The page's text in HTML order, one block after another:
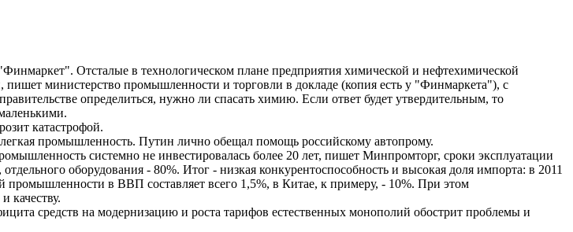
Отсталые в технологическом плане предприятия химической и нефтехимической
министерство промышленности и торговли в докладе (копия есть у "Финмаркета"), с
определиться, нужно ли спасать химию. Если ответ будет утвердительным, то
катастрофой.
промышленность. Путин лично обещал помощь российскому автопрому.
системно не инвестировалась более 20 лет, пишет Минпромторг, сроки эксплуатации
оборудования - 80%. Итог - низкая конкурентоспособность и высокая доля импорта: в 2011
промышленности в ВВП составляет всего 1,5%, в Китае, к примеру, - 10%. При этом
качеству.
средств на модернизацию и роста тарифов естественных монополий обострит проблемы и